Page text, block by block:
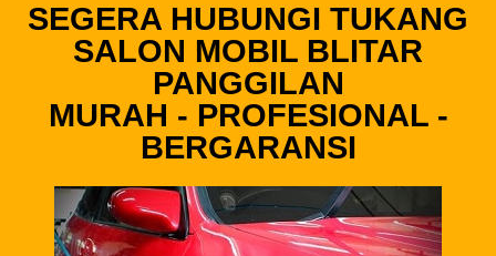
SEGERA HUBUNGI TUKANG
SALON MOBIL BLITAR
PANGGILAN
MURAH - PROFESIONAL -
BERGARANSI